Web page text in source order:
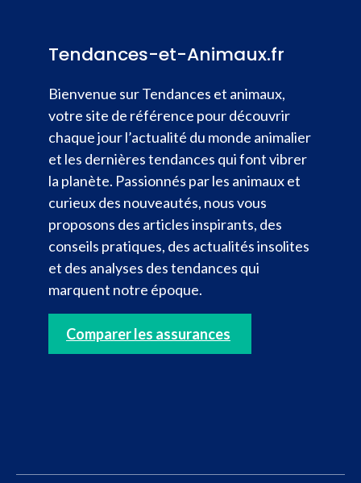
Tendances-et-Animaux.fr
Bienvenue sur Tendances et animaux,
votre site de référence pour découvrir
chaque jour l’actualité du monde animalier
et les dernières tendances qui font vibrer
la planète. Passionnés par les animaux et
curieux des nouveautés, nous vous
proposons des articles inspirants, des
conseils pratiques, des actualités insolites
et des analyses des tendances qui
marquent notre époque.
Comparer les assurances